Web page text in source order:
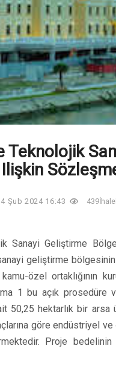
Teknolojik
Şub 2024 16:43 439
Sanayi Geliştirme
geliştirme
özel ortaklığının
1 bu açık
50,25 hektarlık bir arsa
göre endüstriyel ve
Proje